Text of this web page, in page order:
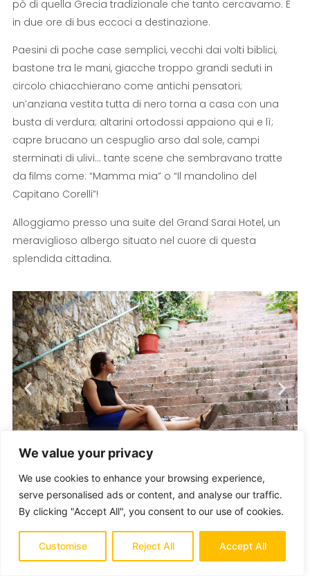
We value your privacy
We use cookies to enhance your browsing experience,
serve personalised ads or content, and analyse our traffic.
By clicking "Accept All", you consent to our use of cookies.
Customise Reject All Accept All
pò di quella Grecia tradizionale che tanto cercavamo. E
in due ore di bus eccoci a destinazione.
Paesini di poche case semplici, vecchi dai volti biblici,
bastone tra le mani, giacche troppo grandi seduti in
circolo chiacchierano come antichi pensatori;
un’anziana vestita tutta di nero torna a casa con una
busta di verdura; altarini ortodossi appaiono qui e lì;
capre brucano un cespuglio arso dal sole, campi
sterminati di ulivi… tante scene che sembravano tratte
da films come: “Mamma mia” o “Il mandolino del
Capitano Corelli”!
Alloggiamo presso una suite del Grand Sarai Hotel, un
meraviglioso albergo situato nel cuore di questa
splendida cittadina.
Una fila di ristorantini costeggia il lungomare e ne
scegliamo uno a caso! Una buona moussaka (tipico
piatto simile ad un mix tra la nostra parmigiana e la